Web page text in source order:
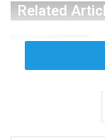
Related